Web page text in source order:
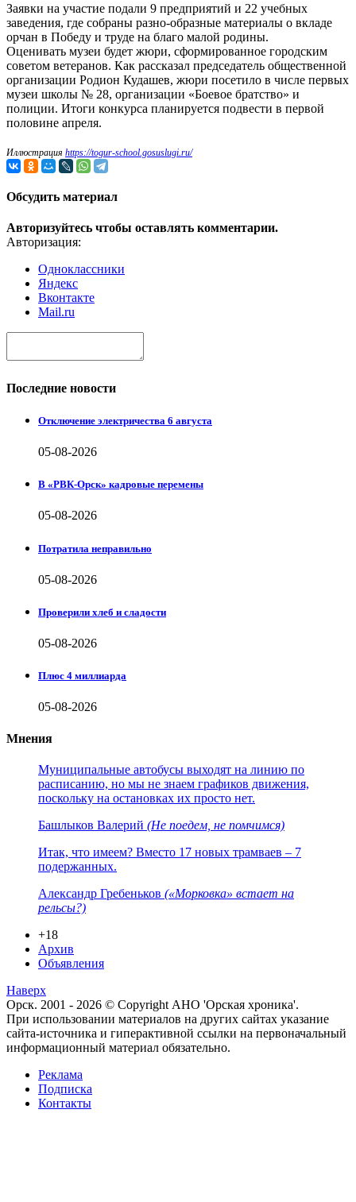
Заявки на участие подали 9 предприятий и 22 учебных
заведения, где собраны разно-образные материалы о вкладе
орчан в Победу и труде на благо малой родины.
Оценивать музеи будет жюри, сформированное городским
советом ветеранов. Как рассказал председатель общественной
организации Родион Кудашев, жюри посетило в числе первых
музеи школы № 28, организации «Боевое братство» и
полиции. Итоги конкурса планируется подвести в первой
половине апреля.
Иллюстрация https://togur-school.gosuslugi.ru/
Обсудить материал
Авторизуйтесь чтобы оставлять комментарии.
Авторизация:
Одноклассники
Яндекс
Вконтакте
Mail.ru
Последние новости
Отключение электричества 6 августа
05-08-2026
В «РВК-Орск» кадровые перемены
05-08-2026
Потратила неправильно
05-08-2026
Проверили хлеб и сладости
05-08-2026
Плюс 4 миллиарда
05-08-2026
Мнения
Муниципальные автобусы выходят на линию по
расписанию, но мы не знаем графиков движения,
поскольку на остановках их просто нет.
Башлыков Валерий (Не поедем, не помчимся)
Итак, что имеем? Вместо 17 новых трамваев – 7
подержанных.
Александр Гребеньков («Морковка» встает на
рельсы?)
+18
Архив
Объявления
Наверх
Орск. 2001 - 2026 © Copyright АНО 'Орская хроника'.
При использовании материалов на других сайтах указание
сайта-источника и гиперактивной ссылки на первоначальный
информационный материал обязательно.
Реклама
Подписка
Контакты